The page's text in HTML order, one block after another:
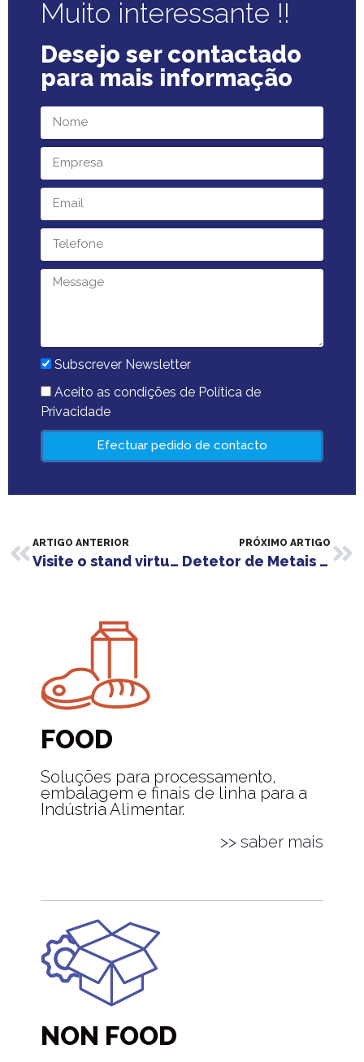
Muito interessante !!
Desejo ser contactado
para mais informação
Subscrever Newsletter
Aceito as condições de Política de
Privacidade
Efectuar pedido de contacto
ARTIGO ANTERIOR
Visite o stand virtual ALCO na IBA – CONNECTING EXPERTS
PRÓXIMO ARTIGO
Detetor de Metais MEATLINE 07 | MESUTRONIC
FOOD
Soluções para processamento,
embalagem e finais de linha para a
Indústria Alimentar.
>> saber mais
NON FOOD